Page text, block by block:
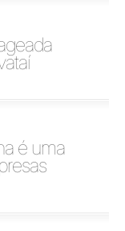
é uma